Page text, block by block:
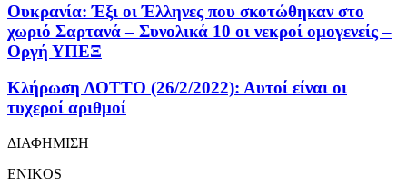
Oυκρανία: Έξι οι Έλληνες που σκοτώθηκαν στο
χωριό Σαρτανά – Συνολικά 10 οι νεκροί ομογενείς –
Οργή ΥΠΕΞ
Κλήρωση ΛΟΤΤΟ (26/2/2022): Αυτοί είναι οι
τυχεροί αριθμοί
ΔΙΑΦΗΜΙΣΗ
ENIKOS